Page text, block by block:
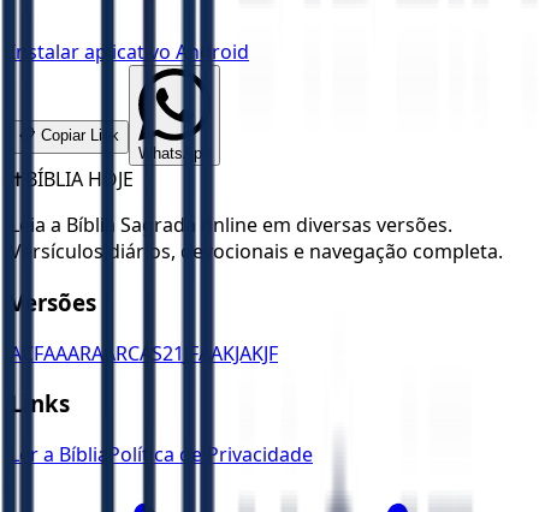
Instalar aplicativo Android
📋 Copiar Link
WhatsApp
✝️ BÍBLIA HOJE
Leia a Bíblia Sagrada online em diversas versões.
Versículos diários, devocionais e navegação completa.
Versões
ACFAAARA ARCAS21 JFAAKJAKJF
Links
Ler a Bíblia Política de Privacidade